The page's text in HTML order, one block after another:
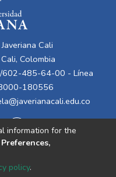
Cali
Colombia
485-64-00 - Línea
180556
information for the
policy.